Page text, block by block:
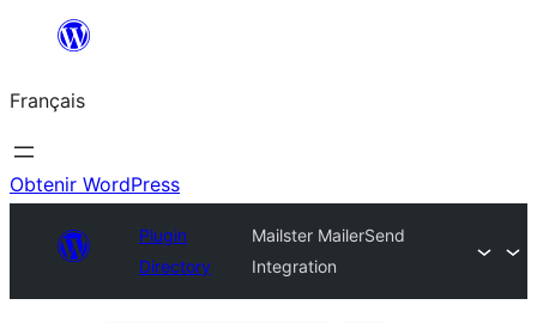
contenu
Français
Obtenir WordPress
Plugin
Directory
Mailster MailerSend
Integration